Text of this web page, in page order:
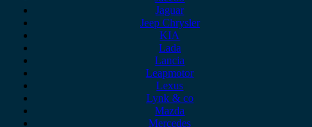
Jaguar
Jeep Chrysler
KIA
Lada
Lancia
Leapmotor
Lexus
Lynk & co
Mazda
Mercedes